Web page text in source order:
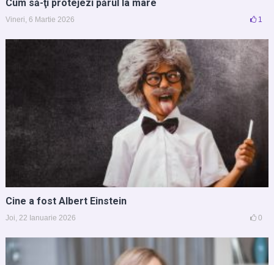
Cum să-ţi protejezi părul la mare
Vineri, 6 Martie 2026 1
Cine a fost Albert Einstein
Joi, 22 Ianuarie 2026 0